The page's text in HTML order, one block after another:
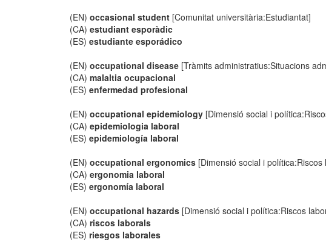
(EN)occasional student [Comunitat universitària:Estudiantat]
(CA)estudiant esporàdic
(ES)estudiante esporádico
(EN)occupational disease [Tràmits administratius:Situacions
(CA)malaltia ocupacional
(ES)enfermedad profesional
(EN)occupational epidemiology [Dimensió social i
(CA)epidemiologia laboral
(ES)epidemiología laboral
(EN)occupational ergonomics [Dimensió social i política:Riscos
(CA)ergonomia laboral
(ES)ergonomía laboral
(EN)occupational hazards [Dimensió social i política:Riscos
(CA)riscos laborals
(ES)riesgos laborales